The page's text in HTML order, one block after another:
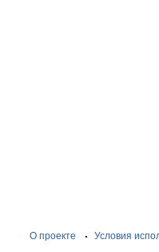
О проекте Условия